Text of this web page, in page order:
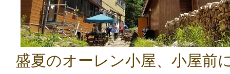
盛夏のオーレン小屋、小屋前